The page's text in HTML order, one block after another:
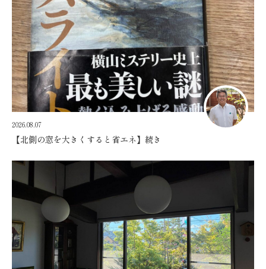
2026.08.07
【北側の窓を大きくすると省エネ】続き